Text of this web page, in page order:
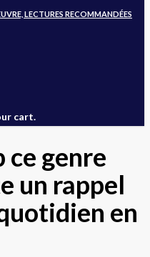
LECTURES RECOMMANDÉES
cart.
ce genre
un rappel
en